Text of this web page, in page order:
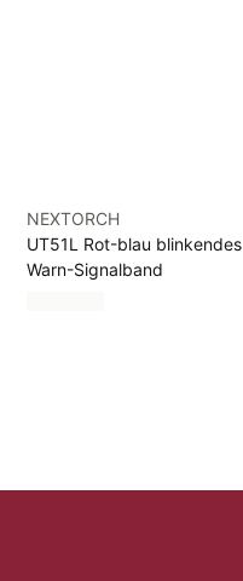
NEXTORCH
UT51L Rot-blau blinkendes
Warn-Signalband